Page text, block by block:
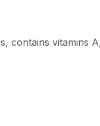
contains vitamins